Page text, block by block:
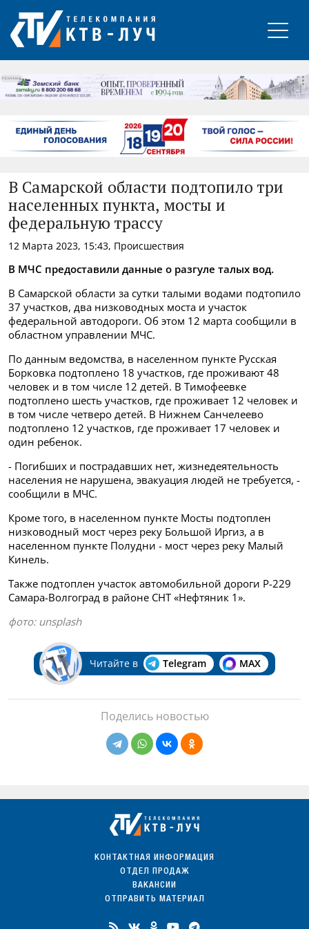
РЕКЛАМА
В Самарской области подтопило три
населенных пункта, мосты и
федеральную трассу
12 Марта 2023, 15:43, Происшествия
В МЧС предоставили данные о разгуле талых вод.
В Самарской области за сутки талыми водами подтопило
37 участков, два низководных моста и участок
федеральной автодороги. Об этом 12 марта сообщили в
областном управлении МЧС.
По данным ведомства, в населенном пункте Русская
Борковка подтоплено 18 участков, где проживают 48
человек и в том числе 12 детей. В Тимофеевке
подтоплено шесть участков, где проживает 12 человек и
в том числе четверо детей. В Нижнем Санчелеево
подтоплено 12 участков, где проживает 17 человек и
один ребенок.
- Погибших и пострадавших нет, жизнедеятельность
населения не нарушена, эвакуация людей не требуется, -
сообщили в МЧС.
Кроме того, в населенном пункте Мосты подтоплен
низководный мост через реку Большой Иргиз, а в
населенном пункте Полудни - мост через реку Малый
Кинель.
Также подтоплен участок автомобильной дороги Р-229
Самара-Волгоград в районе СНТ «Нефтяник 1».
фото: unsplash
Читайте в Telegram MAX
Поделись новостью
КОНТАКТНАЯ ИНФОРМАЦИЯ
ОТДЕЛ ПРОДАЖ
ВАКАНСИИ
ОТПРАВИТЬ МАТЕРИАЛ